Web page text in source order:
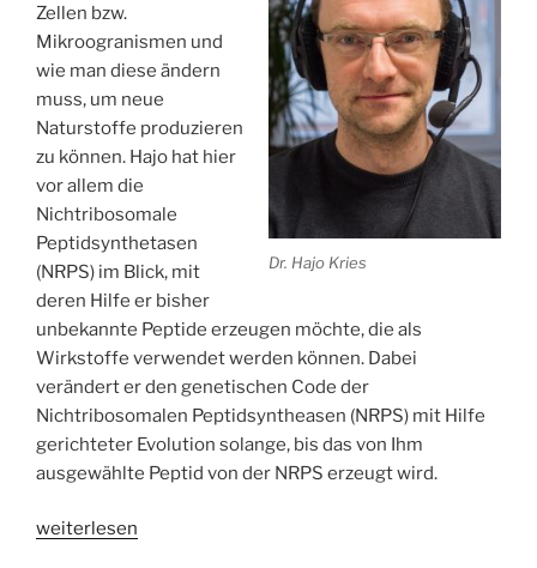
Dr. Hajo Kries
Zellen bzw.
Mikroogranismen und
wie man diese ändern
muss, um neue
Naturstoffe produzieren
zu können. Hajo hat hier
vor allem die
Nichtribosomale
Peptidsynthetasen
(NRPS) im Blick, mit
deren Hilfe er bisher
unbekannte Peptide erzeugen möchte, die als
Wirkstoffe verwendet werden können. Dabei
verändert er den genetischen Code der
Nichtribosomalen Peptidsyntheasen (NRPS) mit Hilfe
gerichteter Evolution solange, bis das von Ihm
ausgewählte Peptid von der NRPS erzeugt wird.
„WSR039
weiterlesen